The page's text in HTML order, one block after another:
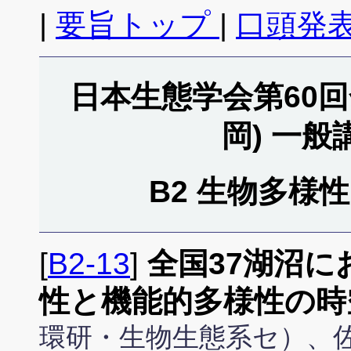
| 要旨トップ | 口頭発
日本生態学会第60
岡) 一
B2 生物多様
[B2-13] 全国37湖沼に
性と機能的多様性の
環研・生物生態系セ）、